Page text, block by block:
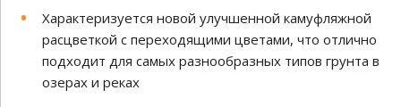
Характеризуется новой улучшенной камуфляжной
расцветкой с переходящими цветами, что отлично
подходит для самых разнообразных типов грунта в
озерах и реках